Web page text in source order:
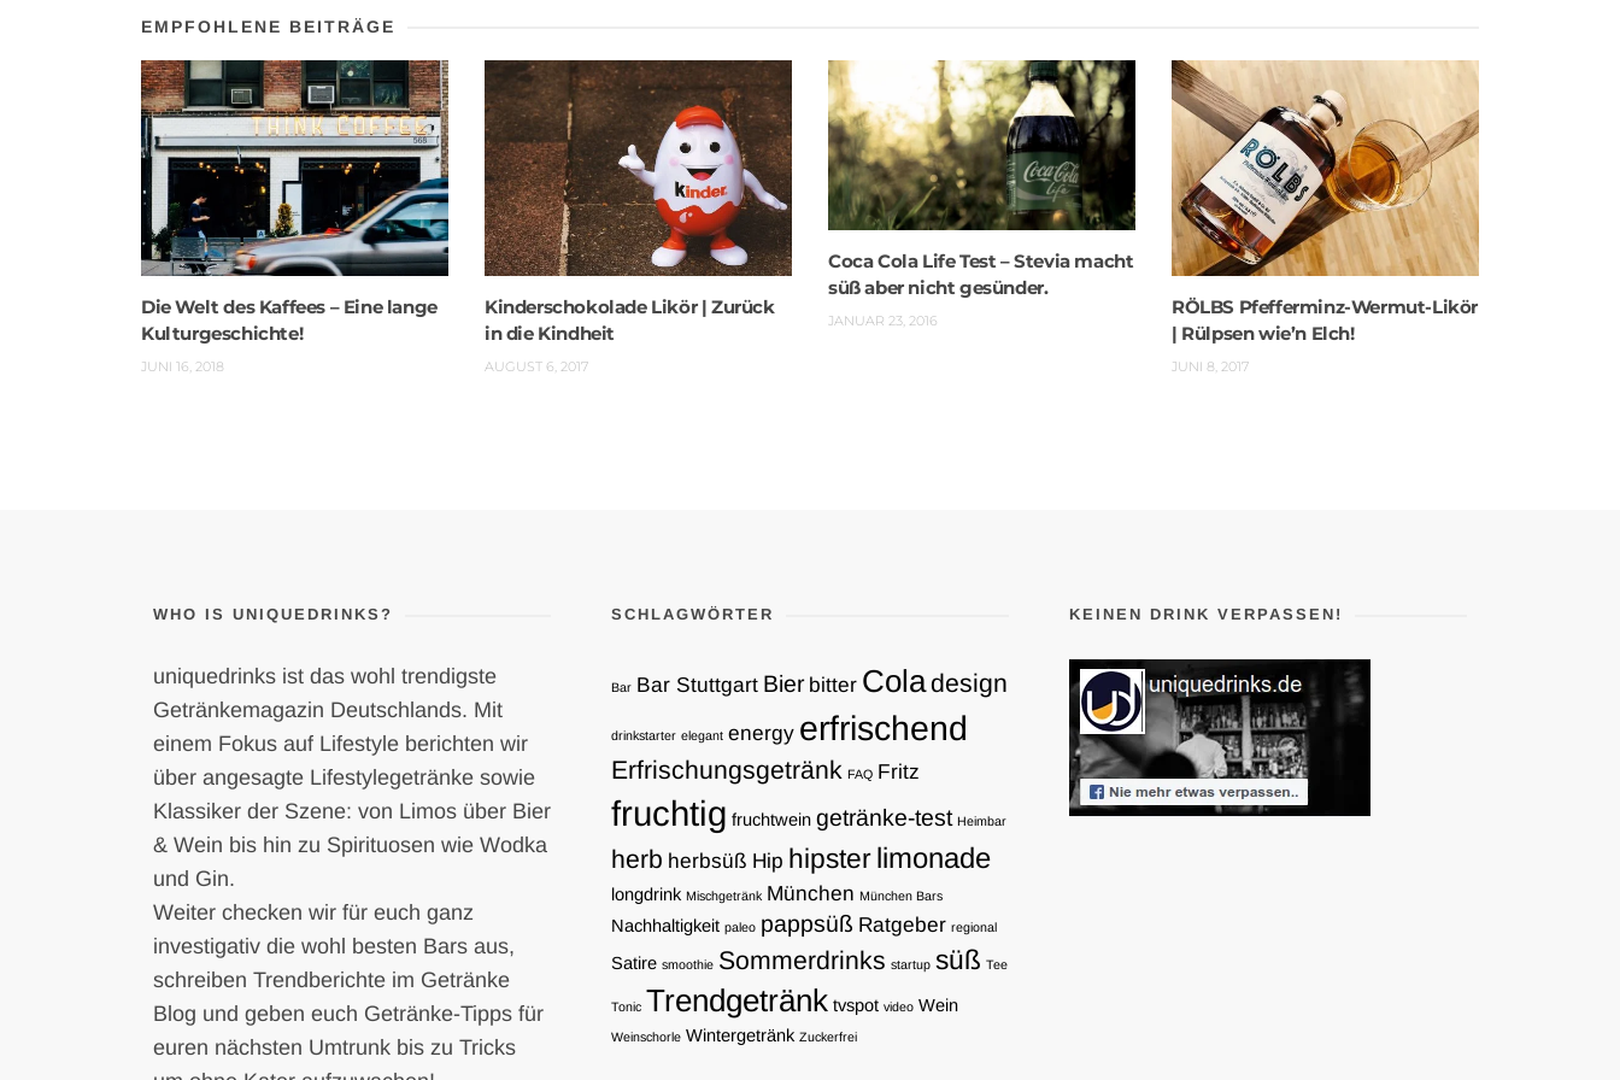
EMPFOHLENE BEITRÄGE
Die Welt des Kaffees – Eine lange
Kulturgeschichte!
JUNI 16, 2018
Kinderschokolade Likör | Zurück
in die Kindheit
AUGUST 6, 2017
Coca Cola Life Test – Stevia macht
süß aber nicht gesünder.
JANUAR 23, 2016
RÖLBS Pfefferminz-Wermut-Likör
| Rülpsen wie’n Elch!
JUNI 8, 2017
WHO IS UNIQUEDRINKS?
uniquedrinks ist das wohl trendigste
Getränkemagazin Deutschlands. Mit
einem Fokus auf Lifestyle berichten wir
über angesagte Lifestylegetränke sowie
Klassiker der Szene: von Limos über Bier
& Wein bis hin zu Spirituosen wie Wodka
und Gin.
Weiter checken wir für euch ganz
investigativ die wohl besten Bars aus,
schreiben Trendberichte im Getränke
Blog und geben euch Getränke-Tipps für
euren nächsten Umtrunk bis zu Tricks
SCHLAGWÖRTER
Bar Bar Stuttgart Bier bitter Coladesign
drinkstarter elegant energy erfrischend
Erfrischungsgetränk FAQ Fritz
fruchtig fruchtwein getränke-test Heimbar
herb herbsüß Hip hipsterlimonade
longdrink Mischgetränk München München Bars
Nachhaltigkeit paleo pappsüß Ratgeber regional
Satire smoothie Sommerdrinks startup süß Tee
Tonic Trendgetränk tvspot video Wein
Weinschorle Wintergetränk Zuckerfrei
KEINEN DRINK VERPASSEN!